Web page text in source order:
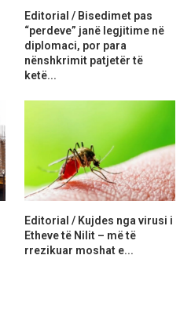
Editorial / Bisedimet pas
“perdeve” janë legjitime në
diplomaci, por para
nënshkrimit patjetër të
ketë...
Editorial / Kujdes nga virusi i
Etheve të Nilit – më të
rrezikuar moshat e...